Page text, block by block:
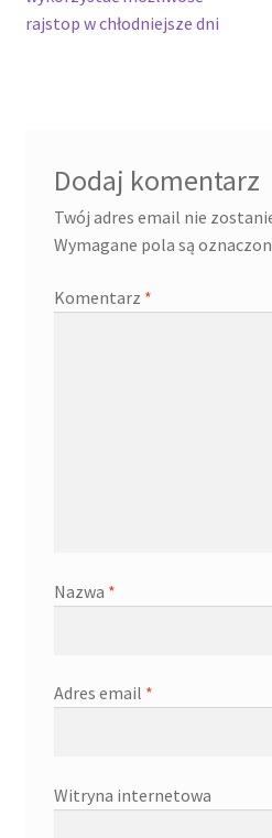
rajstop w chłodniejsze dni
Dodaj komentarz
Twój adres email nie
Wymagane pola są
Komentarz *
Nazwa *
Adres email *
Witryna internetowa